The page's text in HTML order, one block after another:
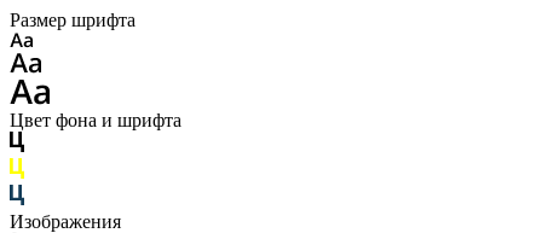
Размер шрифта
Цвет фона и шрифта
Изображения